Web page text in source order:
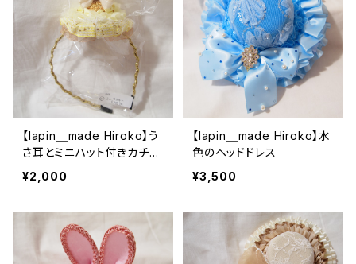
【lapin＿made Hiroko】う
さ耳とミニハット付きカチュ
ーシャ（イエロー）
¥2,000
【lapin＿made Hiroko】水
色のヘッドドレス
¥3,500